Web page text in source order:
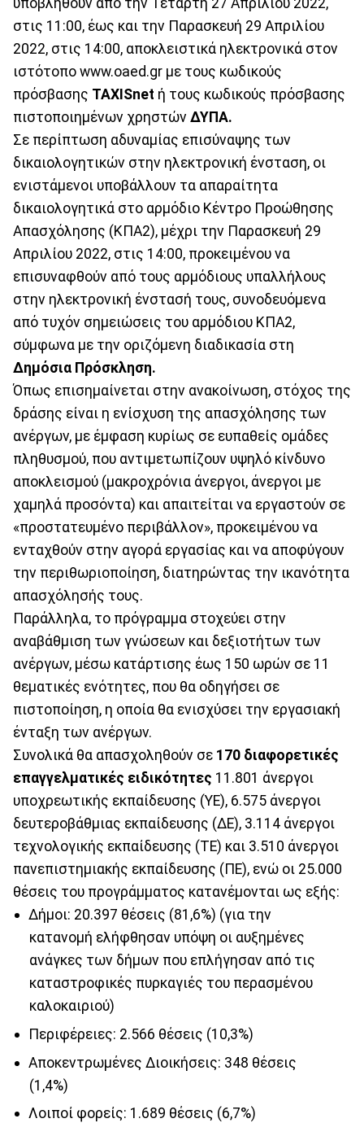
υποβληθούν από την Τετάρτη 27 Απριλίου 2022,
στις 11:00, έως και την Παρασκευή 29 Απριλίου
2022, στις 14:00, αποκλειστικά ηλεκτρονικά στον
ιστότοπο www.oaed.gr με τους κωδικούς
πρόσβασης TAXISnet ή τους κωδικούς πρόσβασης
πιστοποιημένων χρηστών ΔΥΠΑ.
Σε περίπτωση αδυναμίας επισύναψης των
δικαιολογητικών στην ηλεκτρονική ένσταση, οι
ενιστάμενοι υποβάλλουν τα απαραίτητα
δικαιολογητικά στο αρμόδιο Κέντρο Προώθησης
Απασχόλησης (ΚΠΑ2), μέχρι την Παρασκευή 29
Απριλίου 2022, στις 14:00, προκειμένου να
επισυναφθούν από τους αρμόδιους υπαλλήλους
στην ηλεκτρονική ένστασή τους, συνοδευόμενα
από τυχόν σημειώσεις του αρμόδιου ΚΠΑ2,
σύμφωνα με την οριζόμενη διαδικασία στη
Δημόσια Πρόσκληση.
Όπως επισημαίνεται στην ανακοίνωση, στόχος της
δράσης είναι η ενίσχυση της απασχόλησης των
ανέργων, με έμφαση κυρίως σε ευπαθείς ομάδες
πληθυσμού, που αντιμετωπίζουν υψηλό κίνδυνο
αποκλεισμού (μακροχρόνια άνεργοι, άνεργοι με
χαμηλά προσόντα) και απαιτείται να εργαστούν σε
«προστατευμένο περιβάλλον», προκειμένου να
ενταχθούν στην αγορά εργασίας και να αποφύγουν
την περιθωριοποίηση, διατηρώντας την ικανότητα
απασχόλησής τους.
Παράλληλα, το πρόγραμμα στοχεύει στην
αναβάθμιση των γνώσεων και δεξιοτήτων των
ανέργων, μέσω κατάρτισης έως 150 ωρών σε 11
θεματικές ενότητες, που θα οδηγήσει σε
πιστοποίηση, η οποία θα ενισχύσει την εργασιακή
ένταξη των ανέργων.
Συνολικά θα απασχοληθούν σε 170 διαφορετικές
επαγγελματικές ειδικότητες 11.801 άνεργοι
υποχρεωτικής εκπαίδευσης (ΥΕ), 6.575 άνεργοι
δευτεροβάθμιας εκπαίδευσης (ΔΕ), 3.114 άνεργοι
τεχνολογικής εκπαίδευσης (ΤΕ) και 3.510 άνεργοι
πανεπιστημιακής εκπαίδευσης (ΠΕ), ενώ οι 25.000
θέσεις του προγράμματος κατανέμονται ως εξής:
Δήμοι: 20.397 θέσεις (81,6%) (για την
κατανομή ελήφθησαν υπόψη οι αυξημένες
ανάγκες των δήμων που επλήγησαν από τις
καταστροφικές πυρκαγιές του περασμένου
καλοκαιριού)
Περιφέρειες: 2.566 θέσεις (10,3%)
Αποκεντρωμένες Διοικήσεις: 348 θέσεις
(1,4%)
Λοιποί φορείς: 1.689 θέσεις (6,7%)